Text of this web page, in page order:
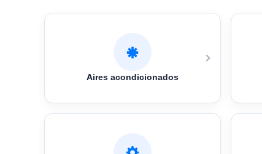
Aires acondicionados